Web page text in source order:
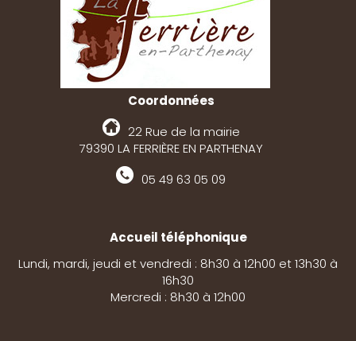
Coordonnées
22 Rue de la mairie
79390 LA FERRIÈRE EN PARTHENAY
05 49 63 05 09
Accueil téléphonique
Lundi, mardi, jeudi et vendredi : 8h30 à 12h00 et 13h30 à
16h30
Mercredi : 8h30 à 12h00